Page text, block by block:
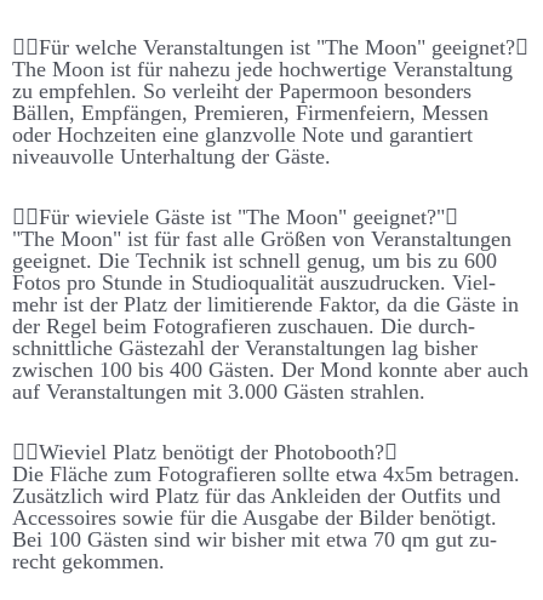
Für welche Ver­an­stalt­ungen ist "The Moon" ge­eignet?
The Moon ist für nahe­zu jede hoch­­wert­ige Ver­­an­­stalt­­ung
zu emp­­fehlen. So ver­­leiht der Paper­­moon be­­sonders
Bällen, Emp­fängen, Premieren, Firmen­­feiern, Messen
oder Hoch­­zeiten eine glanz­volle Note und garant­iert
niveau­­volle Unter­­halt­­ung der Gäste.
Für wie­viele Gäste ist "The Moon" ge­eignet?"
"The Moon" ist für fast alle Größen von Ver­­an­­stalt­­ungen
ge­­eignet. Die Technik ist schnell genug, um bis zu 600
Fotos pro Stunde in Studio­­qualität aus­­zu­­drucken. Viel­­
mehr ist der Platz der limitierende Faktor, da die Gäste in
der Regel beim Foto­­grafieren zu­schauen. Die durch­­
schnitt­­liche Gäste­­zahl der Ver­­an­­stalt­­ungen lag bis­her
zwischen 100 bis 400 Gästen. Der Mond konnte aber auch
auf Ver­­an­stalt­­ungen mit 3.000 Gästen strahlen.
Wie­viel Platz be­nötigt der Photo­booth?
Die Fläche zum Foto­­graf­ieren sollte etwa 4x5m be­tragen.
Zu­­sätz­­lich wird Platz für das An­­kleiden der Out­­fits und
Accessoires sowie für die Aus­­gabe der Bilder be­­nötigt.
Bei 100 Gästen sind wir bis­her mit etwa 70 qm gut zu­­
recht ge­­kommen.